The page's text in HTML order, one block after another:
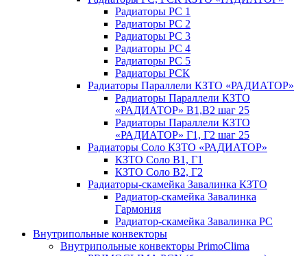
Радиаторы РС 1
Радиаторы РС 2
Радиаторы РС 3
Радиаторы РС 4
Радиаторы РС 5
Радиаторы РСК
Радиаторы Параллели КЗТО «РАДИАТОР»
Радиаторы Параллели КЗТО
«РАДИАТОР» В1,В2 шаг 25
Радиаторы Параллели КЗТО
«РАДИАТОР» Г1, Г2 шаг 25
Радиаторы Соло КЗТО «РАДИАТОР»
КЗТО Соло В1, Г1
КЗТО Соло В2, Г2
Радиаторы-скамейка Завалинка КЗТО
Радиатор-скамейка Завалинка
Гармония
Радиатор-скамейка Завалинка РС
Внутрипольные конвекторы
Внутрипольные конвекторы PrimoClima